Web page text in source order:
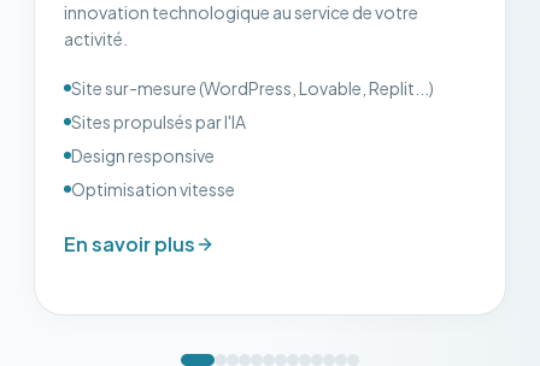
innovation technologique au service de votre
activité.
Site sur-mesure (WordPress, Lovable, Replit...)
Sites propulsés par l'IA
Design responsive
Optimisation vitesse
En savoir plus